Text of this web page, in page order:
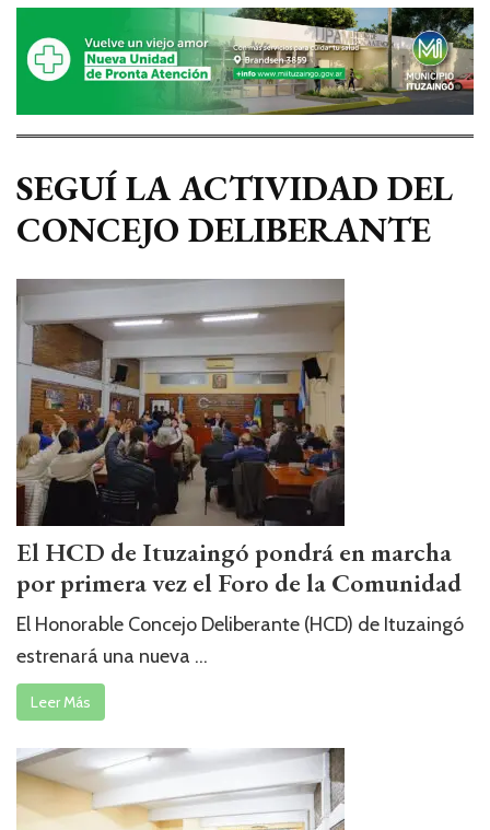
SEGUÍ LA ACTIVIDAD DEL
CONCEJO DELIBERANTE
El HCD de Ituzaingó pondrá en marcha
por primera vez el Foro de la Comunidad
El Honorable Concejo Deliberante (HCD) de Ituzaingó
estrenará una nueva ...
Leer Más